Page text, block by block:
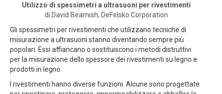
Utilizzo di spessimetri a ultrasuoni per rivestimenti
di David Beamish, DeFelsko Corporation
Gli spessimetri per rivestimenti che utilizzano tecniche di
misurazione a ultrasuoni stanno diventando sempre più
popolari. Essi affiancano o sostituiscono i metodi distruttivi
per la misurazione dello spessore dei rivestimenti su legno e
prodotti in legno.
I rivestimenti hanno diverse funzioni. Alcune sono progettate